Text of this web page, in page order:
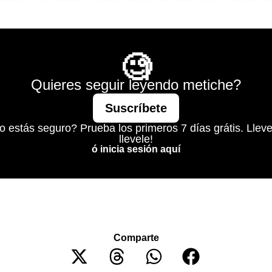
🧐
Quieres seguir leyendo metiche?
Suscríbete
estás seguro? Prueba los primeros 7 días grátis.
llevele!
ó inicia sesión aquí
Comparte